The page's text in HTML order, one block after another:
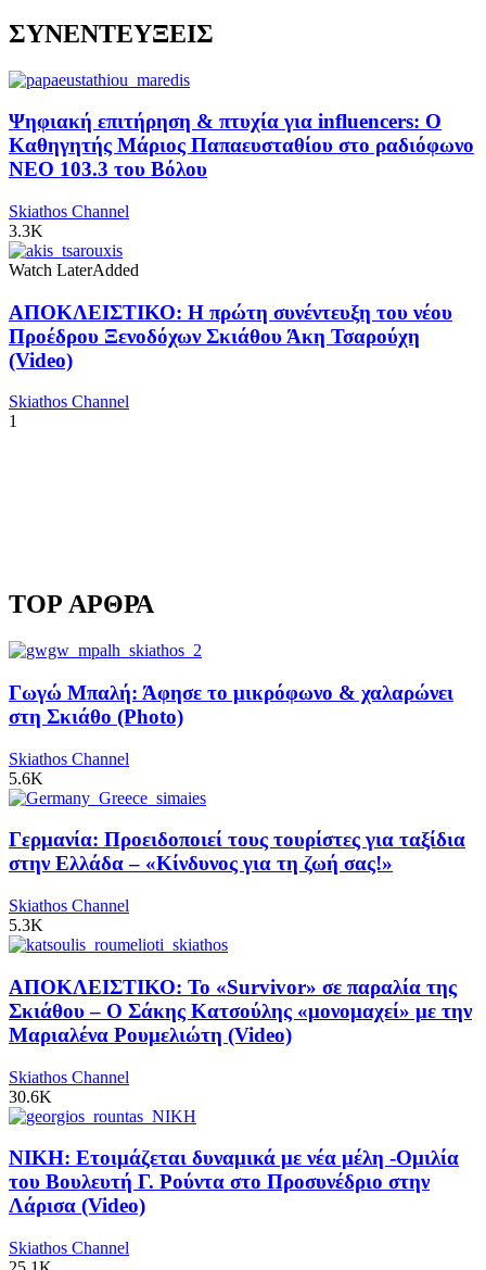
ΣΥΝΕΝΤΕΥΞΕΙΣ
Ψηφιακή επιτήρηση & πτυχία για influencers: Ο
Καθηγητής Μάριος Παπαευσταθίου στο ραδιόφωνο
NEO 103.3 του Βόλου
Skiathos Channel
3.3K
Watch LaterAdded
ΑΠΟΚΛΕΙΣΤΙΚΟ: Η πρώτη συνέντευξη του νέου
Προέδρου Ξενοδόχων Σκιάθου Άκη Τσαρούχη
(Video)
Skiathos Channel
1
TOP ΑΡΘΡΑ
Γωγώ Μπαλή: Άφησε το μικρόφωνο & χαλαρώνει
στη Σκιάθο (Photo)
Skiathos Channel
5.6K
Γερμανία: Προειδοποιεί τους τουρίστες για ταξίδια
στην Ελλάδα – «Κίνδυνος για τη ζωή σας!»
Skiathos Channel
5.3K
ΑΠΟΚΛΕΙΣΤΙΚΟ: Το «Survivor» σε παραλία της
Σκιάθου – Ο Σάκης Κατσούλης «μονομαχεί» με την
Μαριαλένα Ρουμελιώτη (Video)
Skiathos Channel
30.6K
ΝΙΚΗ: Ετοιμάζεται δυναμικά με νέα μέλη -Ομιλία
του Βουλευτή Γ. Ρούντα στο Προσυνέδριο στην
Λάρισα (Video)
Skiathos Channel